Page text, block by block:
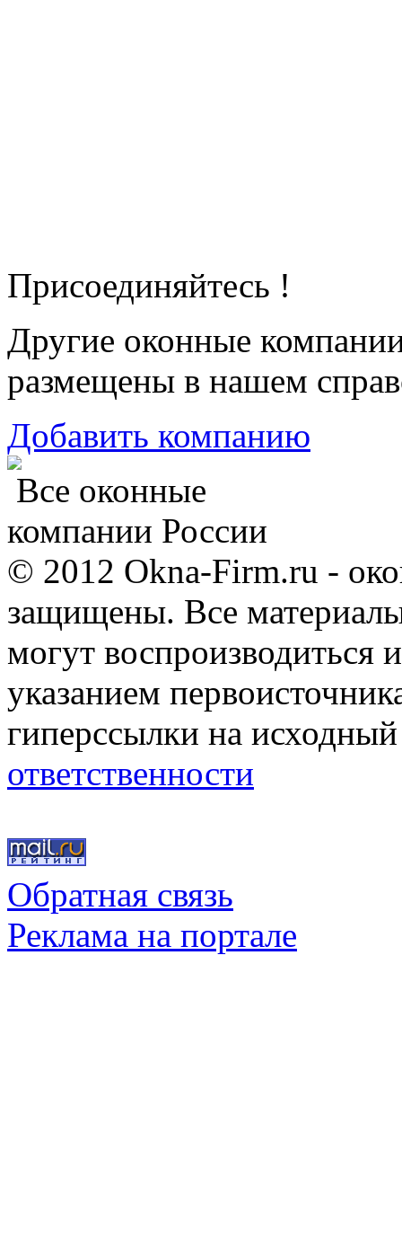
Присоединяйтесь !
Другие оконные
размещены в нашем
Добавить компанию
Все оконные
компании России
© 2012 Okna-Firm.ru -
защищены. Все
могут воспроизводиться
указанием
гиперссылки на
ответственности
Обратная связь
Реклама на портале